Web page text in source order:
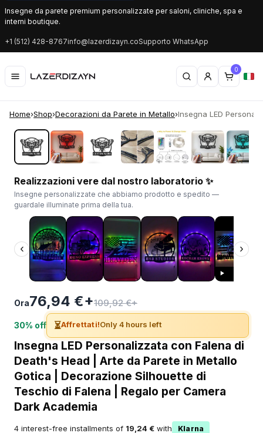
Insegne da parete premium personalizzate per saloni, cliniche, spa e
interni boutique.
+1 (512) 428-8767info@lazerdizayn.coSupporto WhatsApp
0
Home›Shop›Decorazioni da Parete in Metallo›Insegna LED
‹ ›
Realizzazioni vere dal nostro laboratorio ✨
Insegne personalizzate che abbiamo prodotto e spedito —
guardale illuminate prima della tua.
‹ ›
Ora76,94 €+109,92 €+
30% off ⏳Affrettati!Only 4 hours left
Insegna LED Personalizzata con Falena di
Death's Head | Arte da Parete in Metallo
Gotica | Decorazione Silhouette di
Teschio di Falena | Regalo per Camera
Dark Academia
4 interest-free installments of 19,24 € with
Klarna